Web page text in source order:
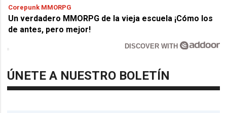
Corepunk MMORPG
Un verdadero MMORPG de la vieja escuela ¡Cómo los
de antes, pero mejor!
DISCOVER WITH
ÚNETE A NUESTRO BOLETÍN